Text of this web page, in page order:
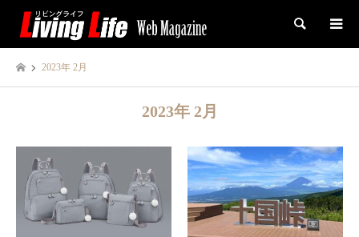
検索
2023年 2月
2023年 2月